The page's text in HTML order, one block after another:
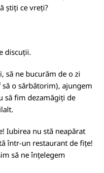
știți ce vreți?
discuții.
să ne bucurăm de o zi
o sărbătorim), ajungem
să fim dezamăgiți de
Iubirea nu stă neapărat
într-un restaurant de fițe!
să ne înțelegem